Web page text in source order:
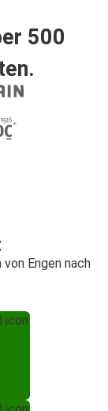
500
Engen nach